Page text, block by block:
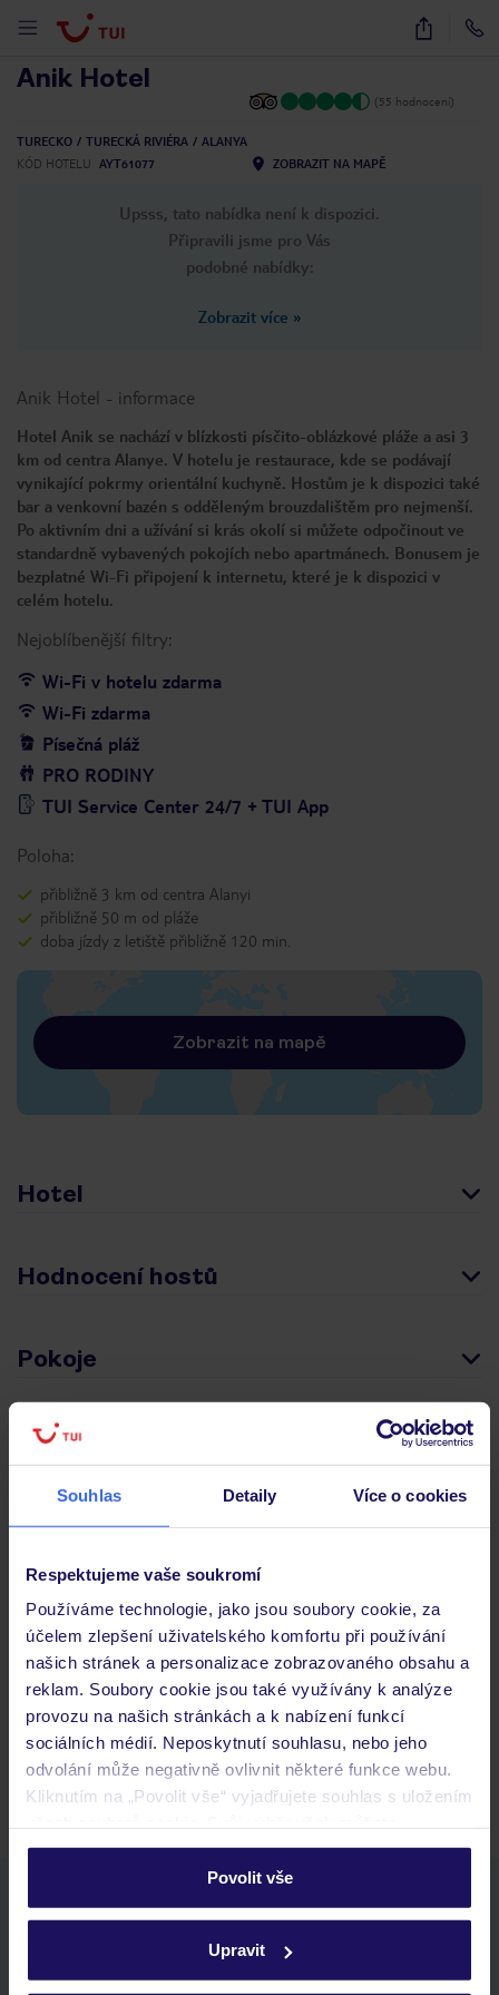
Souhlas Detaily Více o cookies
Respektujeme vaše soukromí
Používáme technologie, jako jsou soubory cookie, za
účelem zlepšení uživatelského komfortu při používání
našich stránek a personalizace zobrazovaného obsahu a
reklam. Soubory cookie jsou také využívány k analýze
provozu na našich stránkách a k nabízení funkcí
sociálních médií. Neposkytnutí souhlasu, nebo jeho
odvolání může negativně ovlivnit některé funkce webu.
Kliknutím na „Povolit vše“ vyjadřujete souhlas s uložením
personalizovat v sekci „Personalizace“.
Podrobné informace o souborech cookie naleznete v
ochrany osobních údajů.
Povolit vše
Upravit
36
Anik Hotel
(55 hodnocení)
TURECKO TURECKÁ RIVIÉRA
ALANYA
KÓD HOTELU
AYT61077 ZOBRAZIT NA MAPĚ
Upsss, tato nabídka není k dispozici.
Připravili jsme pro Vás
podobné nabídky:
Zobrazit více »
Anik Hotel - informace
Hotel Anik se nachází v blízkosti písčito-oblázkové pláže a asi 3
km od centra Alanye. V hotelu je restaurace, kde se podávají
vynikající pokrmy orientální kuchyně. Hostům je k dispozici také
bar a venkovní bazén s odděleným brouzdalištěm pro nejmenší.
Po aktivním dni a užívání si krás okolí si můžete odpočinout ve
standardně vybavených pokojích nebo apartmánech. Bonusem je
bezplatné Wi-Fi připojení k internetu, které je k dispozici v
celém hotelu.
Nejoblíbenější filtry:
Wi-Fi v hotelu zdarma
Wi-Fi zdarma
Písečná pláž
PRO RODINY
TUI Service Center 24/7 + TUI App
Poloha:
přibližně 3 km od centra Alanyi
přibližně 50 m od pláže
doba jízdy z letiště přibližně 120 min.
Zobrazit na mapě
Hotel
Hodnocení hostů
Pokoje
Stravování
Důležité informace
Často kladené otázky
Jaké doklady jsou potřebné při cestování?
Budeme ubytováni ihned po příjezdu do hotelu?
Kam jít po přistání a vyzvednutí zavazadel?
Zobrazit další
rychlé vyhledávání a prohlížení nabídek
seznam oblíbených nabídek a možnost jejich sdílení
historie vyhledávání a naposledy zobrazené nabídky